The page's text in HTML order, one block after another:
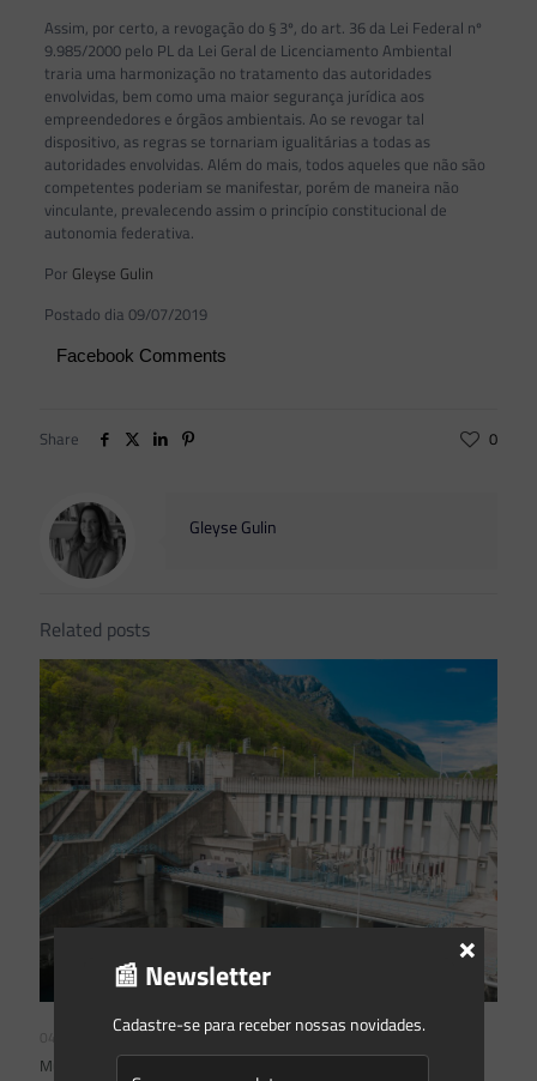
Assim, por certo, a revogação do § 3º, do art. 36 da Lei Federal nº
9.985/2000 pelo PL da Lei Geral de Licenciamento Ambiental
traria uma harmonização no tratamento das autoridades
envolvidas, bem como uma maior segurança jurídica aos
empreendedores e órgãos ambientais. Ao se revogar tal
dispositivo, as regras se tornariam igualitárias a todas as
autoridades envolvidas. Além do mais, todos aqueles que não são
competentes poderiam se manifestar, porém de maneira não
vinculante, prevalecendo assim o princípio constitucional de
autonomia federativa.
Por Gleyse Gulin
Postado dia 09/07/2019
Facebook Comments
Share 0
Gleyse Gulin
Related posts
04/08/2026
Mudanças climáticas, risco operacional e a relevância do Plano
📰 Newsletter
Cadastre-se para receber nossas novidades.
×